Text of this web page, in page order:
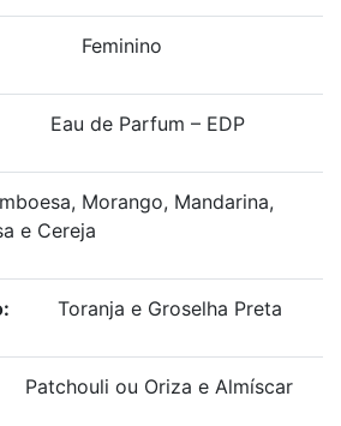
Feminino
Eau de Parfum – EDP
Morango, Mandarina,
e Cereja
Toranja e Groselha Preta
Patchouli ou Oriza e Almíscar